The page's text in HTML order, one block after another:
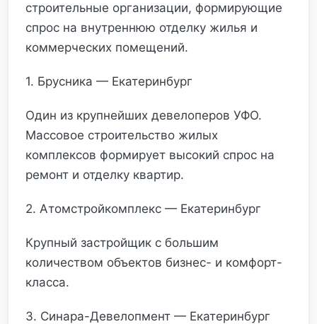
строительные организации, формирующие
спрос на внутреннюю отделку жилья и
коммерческих помещений.
1. Брусника — Екатеринбург
Один из крупнейших девелоперов УФО.
Массовое строительство жилых
комплексов формирует высокий спрос на
ремонт и отделку квартир.
2. Атомстройкомплекс — Екатеринбург
Крупный застройщик с большим
количеством объектов бизнес- и комфорт-
класса.
3. Синара-Девелопмент — Екатеринбург